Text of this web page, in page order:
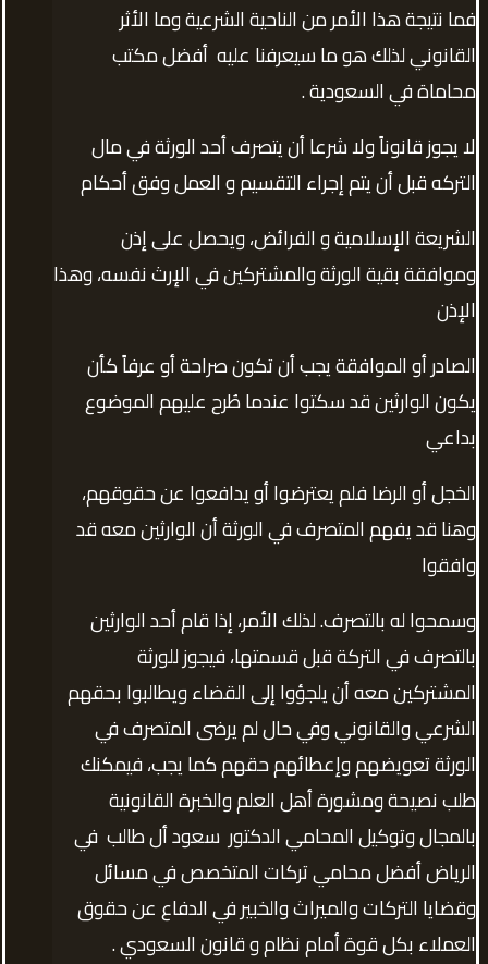
فما نتيجة هذا الأمر من الناحية الشرعية وما الأثر
القانوني لذلك هو ما سيعرفنا عليه أفضل مكتب
محاماة في السعودية .
لا يجوز قانوناً ولا شرعا أن يتصرف أحد الورثة في مال
التركه قبل أن يتم إجراء التقسيم و العمل وفق أحكام
الشريعة الإسلامية و الفرائض، ويحصل على إذن
وموافقة بقية الورثة والمشتركين في الإرث نفسه، وهذا
الإذن
الصادر أو الموافقة يجب أن تكون صراحة أو عرفاً كأن
يكون الوارثين قد سكتوا عندما طُرح عليهم الموضوع
بداعي
الخجل أو الرضا فلم يعترضوا أو يدافعوا عن حقوقهم،
وهنا قد يفهم المتصرف في الورثة أن الوارثين معه قد
وافقوا
وسمحوا له بالتصرف. لذلك الأمر، إذا قام أحد الوارثين
بالتصرف في التركة قبل قسمتها، فيجوز للورثة
المشتركين معه أن يلجؤوا إلى القضاء ويطالبوا بحقهم
الشرعي والقانوني وفي حال لم يرضى المتصرف في
الورثة تعويضهم وإعطائهم حقهم كما يجب، فيمكنك
طلب نصيحة ومشورة أهل العلم والخبرة القانونية
بالمجال وتوكيل المحامي الدكتور سعود أل طالب في
الرياض أفضل محامي تركات المتخصص في مسائل
وقضايا التركات والميراث والخبير في الدفاع عن حقوق
العملاء بكل قوة أمام نظام و قانون السعودي .